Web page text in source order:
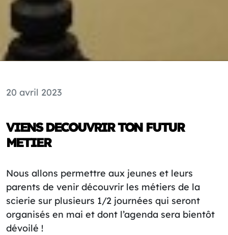
20 avril 2023
VIENS DECOUVRIR TON FUTUR
METIER
Nous allons permettre aux jeunes et leurs
parents de venir découvrir les métiers de la
scierie sur plusieurs 1/2 journées qui seront
organisés en mai et dont l’agenda sera bientôt
dévoilé !